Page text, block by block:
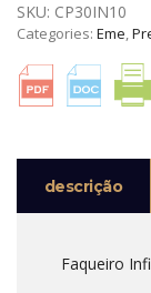
2,5
MM
30
PEÇAS
COM
SKU: CP30IN10
Categories: Eme,
descrição
Faqueiro